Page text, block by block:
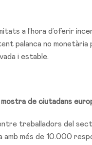
a l’hora d’oferir
palanca no
i estable.
de ciutadans
treballadors del
amb més de 10.000